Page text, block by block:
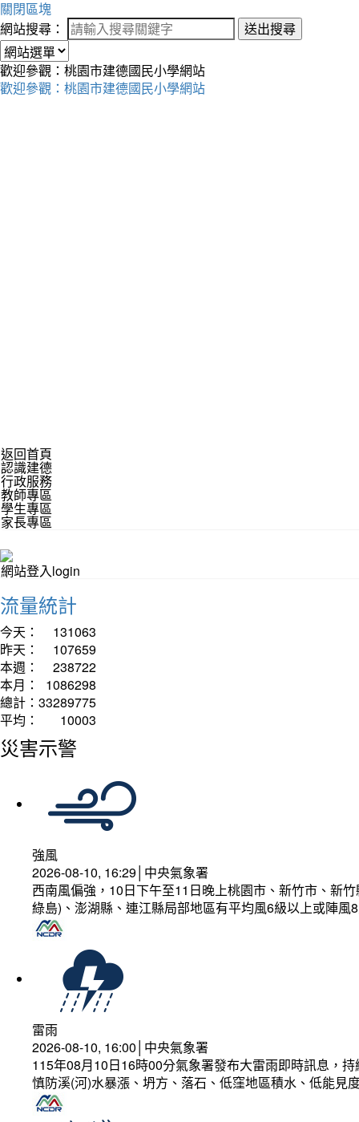
關閉區塊
網站搜尋：
送出搜尋
歡迎參觀：桃園市建德國民小學網站
歡迎參觀：桃園市建德國民小學網站
返回首頁
認識建德
行政服務
教師專區
學生專區
家長專區
網站登入login
流量統計
今天：
131063
昨天：
107659
本週：
238722
本月：
1086298
總計： 33289775
平均：
10003
災害示警
強風
2026-08-10, 16:29│中央氣象署
西南風偏強，10日下午至11日晚上桃園市、新竹市、新
綠島)、澎湖縣、連江縣局部地區有平均風6級以上或陣
雷雨
2026-08-10, 16:00│中央氣象署
115年08月10日16時00分氣象署發布大雷雨即時訊息，
慎防溪(河)水暴漲、坍方、落石、低窪地區積水、低能見